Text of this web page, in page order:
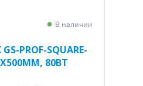
В наличии
PROF-SQUARE-
80ВТ